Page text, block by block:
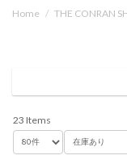
Home / THE CONRAN
23 Items